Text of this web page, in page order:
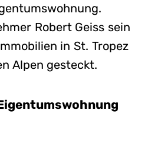
Robert Geiss sein
in St. Tropez
Alpen gesteckt.